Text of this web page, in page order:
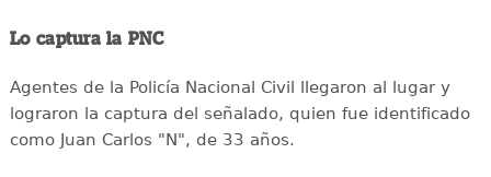
Lo captura la PNC
Agentes de la Policía Nacional Civil llegaron al lugar y
lograron la captura del señalado, quien fue identificado
como Juan Carlos "N", de 33 años.